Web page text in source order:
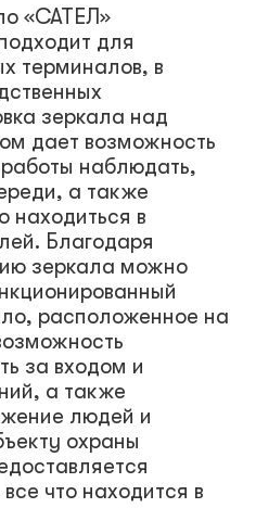
«САТЕЛ»
для
терминалов, в
зеркала над
дает возможность
наблюдать,
а также
находиться в
Благодаря
зеркала можно
расположенное на
за входом и
а также
людей и
охраны
что находится в